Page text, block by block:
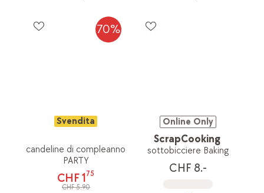
70%
Svendita
candeline di compleanno
PARTY
CHF 175
CHF 5.90
Online Only
ScrapCooking
sottobicciere Baking
CHF 8.-